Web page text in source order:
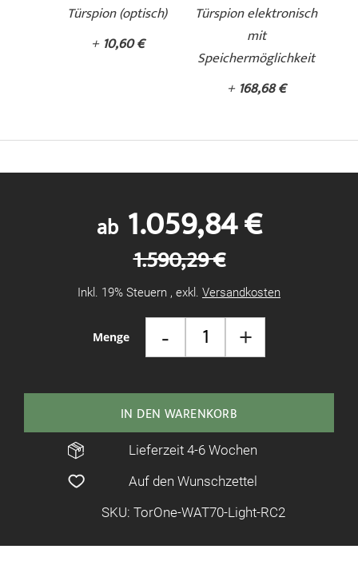
Menge - +
ab 1.059,84 €
1.590,29 €
Inkl. 19% Steuern , exkl. Versandkosten
IN DEN WARENKORB
Lieferzeit 4-6 Wochen
Auf den Wunschzettel
SKU: TorOne-WAT70-Light-RC2
Türspion (optisch)
+ 10,60 €
Türspion elektronisch
mit
Speichermöglichkeit
+ 168,68 €